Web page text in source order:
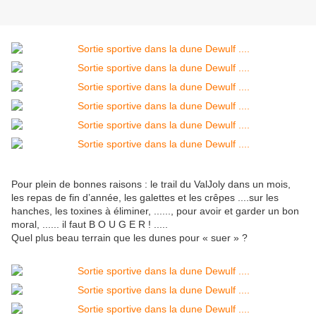
Pour plein de bonnes raisons : le trail du ValJoly dans un mois,
les repas de fin d’année, les galettes et les crêpes ....sur les
hanches, les toxines à éliminer, ......, pour avoir et garder un bon
moral, ...... il faut B O U G E R ! .....
Quel plus beau terrain que les dunes pour « suer » ?